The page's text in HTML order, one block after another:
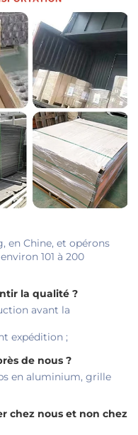
en Chine, et opérons
101 à 200
la qualité ?
avant la
expédition ;
de nous ?
en aluminium, grille
chez nous et non chez